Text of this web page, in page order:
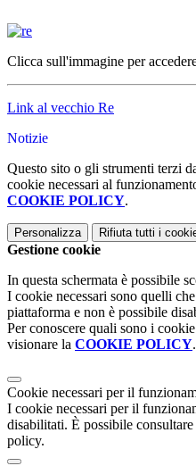
Clicca sull'immagine per
Link al vecchio Re
Notizie
Questo sito o gli strumenti terzi
cookie necessari al
COOKIE POLICY.
Personalizza Rifiuta tutti i
Gestione cookie
In questa schermata è possibile
I cookie necessari sono quelli
piattaforma e non è possibile
Per conoscere quali sono i
visionare la COOKIE POLICY.
Cookie necessari per il
I cookie necessari per il
disabilitati. È possibile
policy.